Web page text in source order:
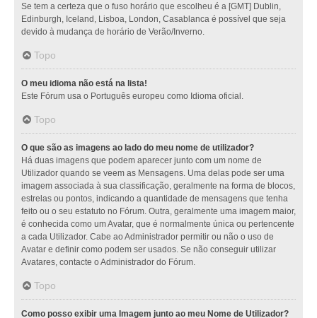
Se tem a certeza que o fuso horário que escolheu é a [GMT] Dublin,
Edinburgh, Iceland, Lisboa, London, Casablanca é possível que seja
devido à mudança de horário de Verão/Inverno.
Topo
O meu idioma não está na lista!
Este Fórum usa o Português europeu como Idioma oficial.
Topo
O que são as imagens ao lado do meu nome de utilizador?
Há duas imagens que podem aparecer junto com um nome de
Utilizador quando se veem as Mensagens. Uma delas pode ser uma
imagem associada à sua classificação, geralmente na forma de blocos,
estrelas ou pontos, indicando a quantidade de mensagens que tenha
feito ou o seu estatuto no Fórum. Outra, geralmente uma imagem maior,
é conhecida como um Avatar, que é normalmente única ou pertencente
a cada Utilizador. Cabe ao Administrador permitir ou não o uso de
Avatar e definir como podem ser usados. Se não conseguir utilizar
Avatares, contacte o Administrador do Fórum.
Topo
Como posso exibir uma Imagem junto ao meu Nome de Utilizador?